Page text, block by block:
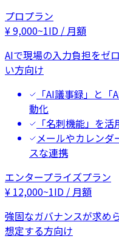
プロプラン
¥9,000~1ID / 月額
AIで現場の入力負担をゼ
い方向け
「AI議事録」と
動化
「名刺機能」を
メールやカレンダ
スな連携
エンタープライズプラン
¥ 12,000~1ID / 月額
強固なガバナンスが求め
想定する方向け